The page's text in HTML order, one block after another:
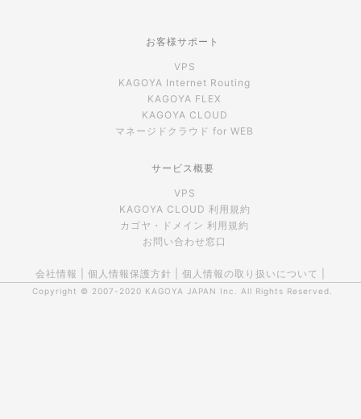
お客様サポート
VPS
KAGOYA Internet Routing
KAGOYA FLEX
KAGOYA CLOUD
マネージドクラウド for WEB
サービス概要
VPS
KAGOYA CLOUD 利用規約
カゴヤ・ドメイン 利用規約
お問い合わせ窓口
会社情報 個人情報保護方針 個人情報の取り扱いについて
Copyright © 2007-2020 KAGOYA JAPAN Inc. All Rights Reserved.